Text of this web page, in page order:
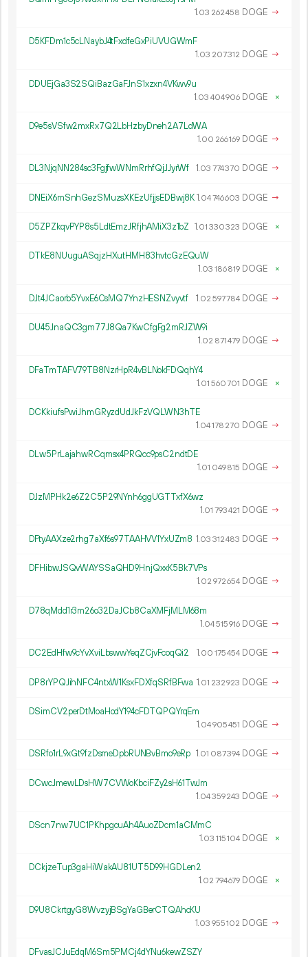
1.03 262458 DOGE →
D5KFDm1c5cLNaybJ4tFxdfeGxPiUVUGWmF
1.03 207312 DOGE →
DDUEjGa3S2SQiBazGaFJnS1xzxn4VKwv9u
1.03 404906 DOGE ×
D9e5sVSfw2mxRx7Q2LbHzbyDneh2A7LdWA
1.00 266169 DOGE →
DL3NjqNN284sc3FgjfwWNmRrhfQjJJyrWf 1.03 774370 DOGE →
DNEiX6mSnhGezSMuzsXKEzUfjjsEDBwj8K1.04746603 DOGE →
D5ZPZkqvPYP8s5LdtEmzJRfjhAMiX3z1bZ 1.01 330323 DOGE ×
DTkE8NUuguASqjzHXutHMH83hvtcGzEQuW
1.03 186819 DOGE ×
DJt4JCaorb5YvxE6CsMQ7YnzHESNZvyvtf 1.02 597784 DOGE →
DU45JnaQC3gm77J8Qa7KwCfgFg2mRJZW9i
1.02 871479 DOGE →
DFaTmTAFV79TB8NzrHpR4vBLNokFDQqhY4
1.01 560701 DOGE ×
DCKkiufsPwiJhmGRyzdUdJkFzVQLWN3hTE
1.04178 270 DOGE →
DLw5PrLajahwRCqmsx4PRQcc9psC2ndtDE
1.01 049815 DOGE →
DJzMPHk2e6Z2C5P29NYnh6ggUGTTxfX6wz
1.01 793421 DOGE →
DFtyAAXze2rhg7aXf6s97TAAHVV1YxUZm8 1.03 312483 DOGE →
DFHibwJSQvWAYSSaQHD9HnjQxxK5Bk7VPs
1.02 972654 DOGE →
D78qMdd1r3m26o32DaJCb8CaXMFjMLM68m
1.04515916 DOGE →
DC2EdHfw9cYvXviLbswwYeqZCjvFcoqQi2 1.00 175454 DOGE →
DP8rYPQJihNFC4ntxW1KsxFDXfqSRfBFwa 1.01 232923 DOGE →
DSimCV2perDtMoaHodY194cFDTQPQYrqEm
1.04905451 DOGE →
DSRfo1rL9xGt9fzDsmeDpbRUNBvBmo9eRp 1.01 087394 DOGE →
DCwcJmewLDsHW7CVWoKbciFZy2sH61TwJm
1.04359243 DOGE →
DScn7nw7UC1PKhpgcuAh4AuoZDcm1aCMmC
1.03 115104 DOGE ×
DCkjzeTup3gaHiWakAU81UT5D99HGDLen2
1.02 794679 DOGE ×
D9U8CkrtgyG8WvzyjBSgYaGBerCTQAhcKU
1.03 955102 DOGE →
DFvasJCJuEdqM6Sm5PMCj4dYNu6kewZSZY